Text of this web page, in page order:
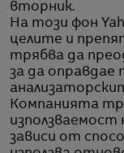
вторник.
На този фон
целите и
трябва да
за да оправдае
Компанията
използваемост
зависи от